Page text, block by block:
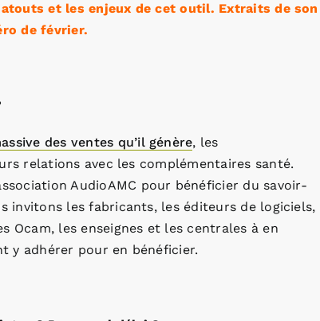
et les enjeux de cet outil. Extraits de son
de février.
des ventes qu’il génère, les
relations avec les complémentaires santé.
AudioAMC pour bénéficier du savoir-
invitons les fabricants, les éditeurs de logiciels,
Ocam, les enseignes et les centrales à en
y adhérer pour en bénéficier.